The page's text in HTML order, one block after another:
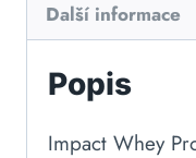
Další informace
Popis
Impact Whey